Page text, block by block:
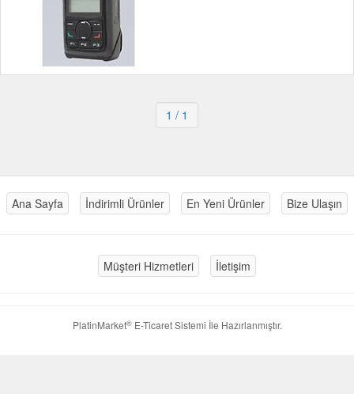
1 / 1
Ana Sayfa İndirimli Ürünler En Yeni Ürünler Bize Ulaşın
Müşteri Hizmetleri İletişim
PlatinMarket®E-Ticaret Sistemi İle Hazırlanmıştır.